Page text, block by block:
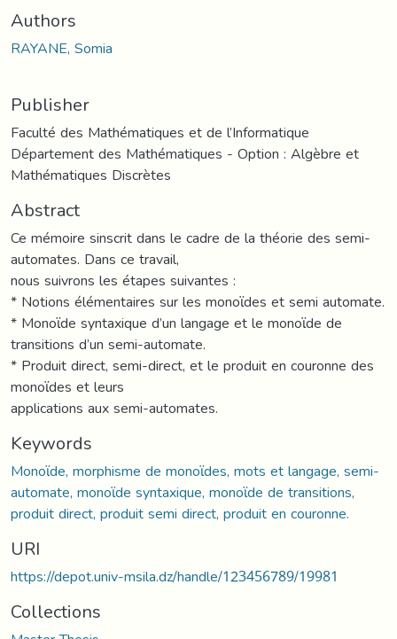
Authors
RAYANE, Somia
Publisher
Faculté des Mathématiques et de l’Informatique
Département des Mathématiques - Option : Algèbre et
Mathématiques Discrètes
Abstract
Ce mémoire sinscrit dans le cadre de la théorie des semi-
automates. Dans ce travail,
nous suivrons les étapes suivantes :
* Notions élémentaires sur les monoϊdes et semi automate.
* Monoϊde syntaxique d’un langage et le monoϊde de
transitions d’un semi-automate.
* Produit direct, semi-direct, et le produit en couronne des
monoϊdes et leurs
applications aux semi-automates.
Keywords
Monoϊde, morphisme de monoϊdes, mots et langage, semi-
automate, monoϊde syntaxique, monoϊde de transitions,
produit direct, produit semi direct, produit en couronne.
URI
https://depot.univ-msila.dz/handle/123456789/19981
Collections